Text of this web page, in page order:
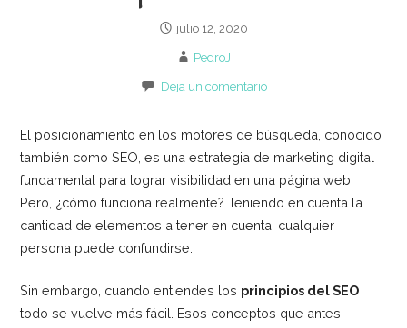
julio 12, 2020
PedroJ
Deja un comentario
El posicionamiento en los motores de búsqueda, conocido
también como SEO, es una estrategia de marketing digital
fundamental para lograr visibilidad en una página web.
Pero, ¿cómo funciona realmente? Teniendo en cuenta la
cantidad de elementos a tener en cuenta, cualquier
persona puede confundirse.
Sin embargo, cuando entiendes los principios del SEO
todo se vuelve más fácil. Esos conceptos que antes